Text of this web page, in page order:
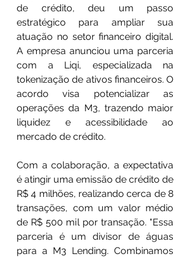
de crédito, deu um passo
estratégico para ampliar sua
atuação no setor financeiro digital.
A empresa anunciou uma parceria
com a Liqi, especializada na
tokenização de ativos financeiros. O
acordo visa potencializar as
operações da M3, trazendo maior
liquidez e acessibilidade ao
mercado de crédito.
Com a colaboração, a expectativa
é atingir uma emissão de crédito de
R$ 4 milhões, realizando cerca de 8
transações, com um valor médio
de R$ 500 mil por transação. "Essa
parceria é um divisor de águas
para a M3 Lending. Combinamos